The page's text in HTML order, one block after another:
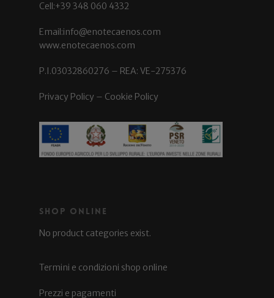
Cell:+39 348 060 4332
Email:info@enotecaenos.com
www.enotecaenos.com
P.I.03032860276 – REA: VE-275376
Privacy Policy – Cookie Policy
Shop Online
No product categories exist.
Termini e condizioni shop online
Prezzi e pagamenti